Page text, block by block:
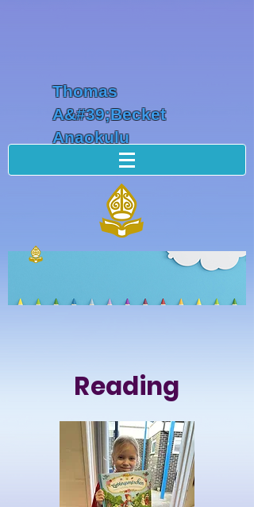
Thomas
A&#39;Becket
Anaokulu
Reading